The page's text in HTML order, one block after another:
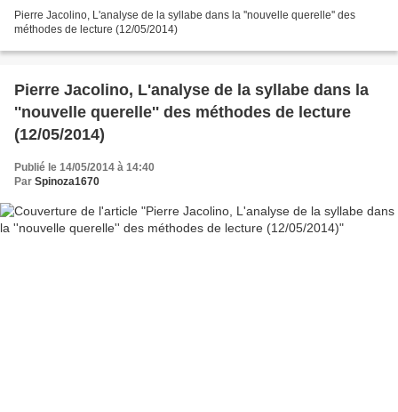
Pierre Jacolino, L'analyse de la syllabe dans la ''nouvelle querelle'' des
méthodes de lecture (12/05/2014)
Pierre Jacolino, L'analyse de la syllabe dans la
''nouvelle querelle'' des méthodes de lecture
(12/05/2014)
Publié le 14/05/2014 à 14:40
Par Spinoza1670